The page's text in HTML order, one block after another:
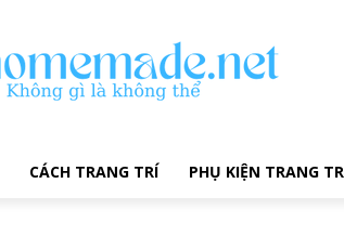
CÁCH TRANG TRÍ PHỤ KIỆN TRANG